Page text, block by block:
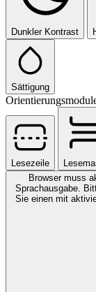
Dunkler Kontrast
Sättigung
Lesezeile
Browser muss
Sprachausgabe.
Sie einen mit